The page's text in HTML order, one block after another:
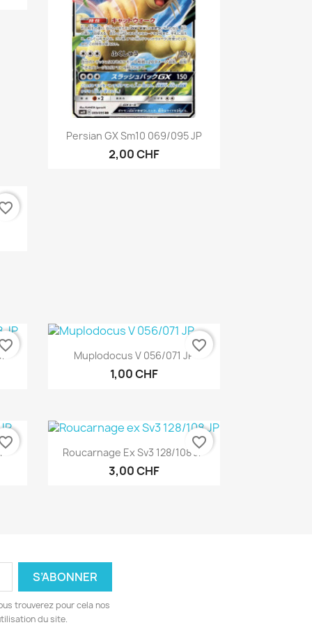
Aperçu rapide
Persian GX Sm10 069/095 JP
2,00 CHF
Aperçu rapide
Muplodocus V 056/071 JP
1,00 CHF
favorite_border
Aperçu rapide
Roucarnage Ex Sv3 128/108 JP
3,00 CHF
favorite_border
trouverez pour cela nos
du site.